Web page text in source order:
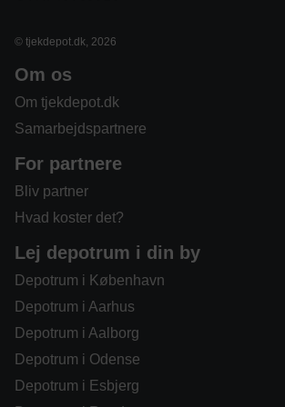
© tjekdepot.dk, 2026
Om os
Om tjekdepot.dk
Samarbejdspartnere
For partnere
Bliv partner
Hvad koster det?
Lej depotrum i din by
Depotrum i København
Depotrum i Aarhus
Depotrum i Aalborg
Depotrum i Odense
Depotrum i Esbjerg